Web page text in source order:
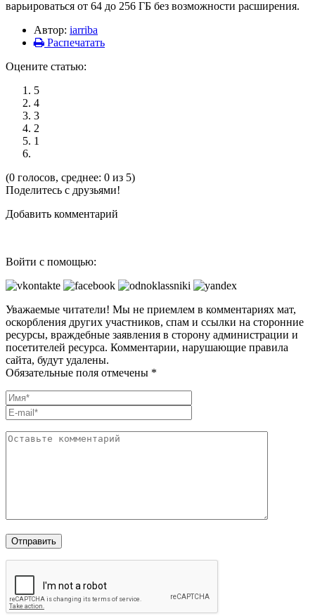
варьироваться от 64 до 256 ГБ без возможности расширения.
Автор: iarriba
Распечатать
Оцените статью:
5
4
3
2
1
(0 голосов, среднее: 0 из 5)
Поделитесь с друзьями!
Добавить комментарий
Войти с помощью:
Уважаемые читатели! Мы не приемлем в комментариях мат,
оскорбления других участников, спам и ссылки на сторонние
ресурсы, враждебные заявления в сторону администрации и
посетителей ресурса. Комментарии, нарушающие правила
сайта, будут удалены.
Обязательные поля отмечены *